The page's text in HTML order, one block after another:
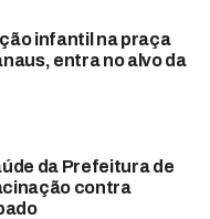
infantil na praça
entra no alvo da
da Prefeitura de
contra